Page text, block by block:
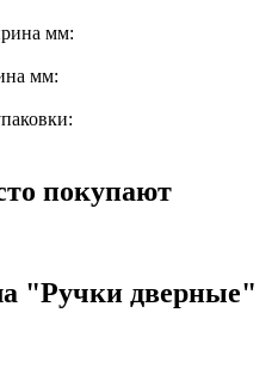
мм:
мм:
покупают
"Ручки дверные"